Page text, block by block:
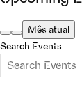
Mês atual
Search Events